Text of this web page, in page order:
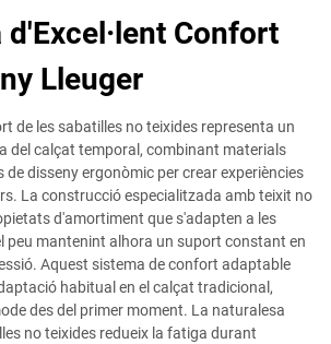
Confort
Lleuger
de les sabatilles no teixides representa un
del calçat temporal, combinant materials
de disseny ergonòmic per crear experiències
La construcció especialitzada amb teixit no
d'amortiment que s'adapten a les
peu mantenint alhora un suport constant en
Aquest sistema de confort adaptable
habitual en el calçat tradicional,
des del primer moment. La naturalesa
no teixides redueix la fatiga durant